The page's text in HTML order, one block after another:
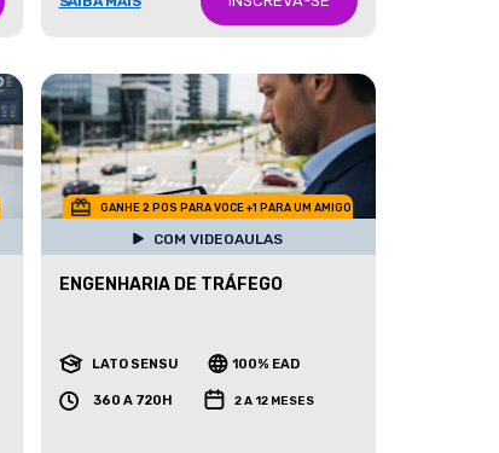
GANHE 2 POS PARA VOCE +1 PARA UM AMIGO
COM VIDEOAULAS
ENGENHARIA DE TRÁFEGO
LATO SENSU 100% EAD
360 A 720H 2 A 12 MESES